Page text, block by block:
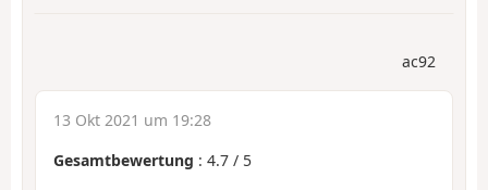
ac92
13 Okt 2021 um 19:28
Gesamtbewertung : 4.7 / 5